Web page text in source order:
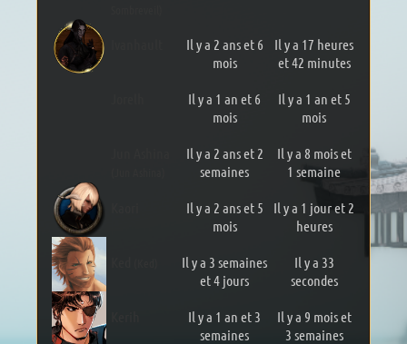
Il y a 2 ans et 6
mois
Il y a 17 heures
et 42 minutes
Il y a 1 an et 6
mois
Il y a 1 an et 5
mois
Il y a 2 ans et 2
semaines
Il y a 8 mois et
1 semaine
Il y a 2 ans et 5
mois
Il y a 1 jour et 2
heures
Il y a 3 semaines
et 4 jours
Il y a 33
secondes
Il y a 1 an et 3
semaines
Il y a 9 mois et
3 semaines